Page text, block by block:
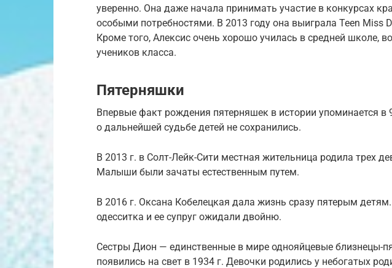
уверенно. Она даже начала принимать участие в конкурсах
особыми потребностями. В 2013 году она выиграла Teen Miss
Кроме того, Алексис очень хорошо училась в средней школе,
учеников класса.
Пятерняшки
Впервые факт рождения пятерняшек в истории упоминается в
о дальнейшей судьбе детей не сохранились.
В 2013 г. в Солт-Лейк-Сити местная жительница родила трех
Малыши были зачаты естественным путем.
В 2016 г. Оксана Кобелецкая дала жизнь сразу пятерым
одесситка и ее супруг ожидали двойню.
Сестры Дион — единственные в мире однояйцевые близнецы-
появились на свет в 1934 г. Девочки родились у небогатых